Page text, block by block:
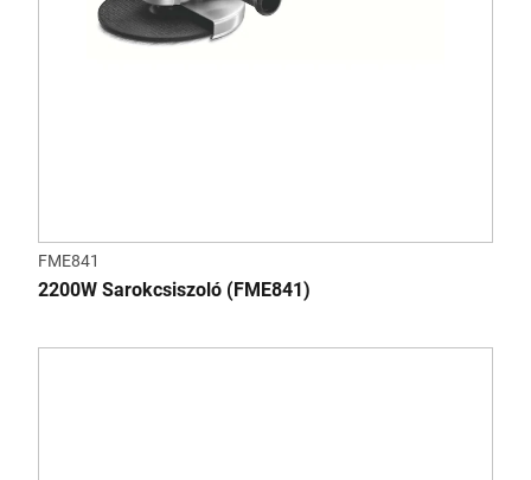
FME841
2200W Sarokcsiszoló (FME841)